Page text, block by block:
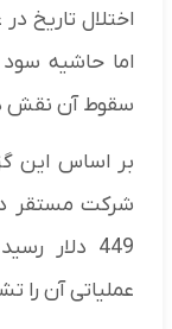
اختلال تاریخ
اما حاشیه
سقوط آن نقش
بر اساس این
عملیاتی آن را